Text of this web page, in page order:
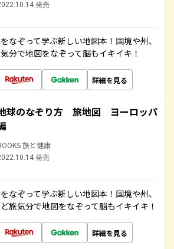
発売
なぞって学ぶ新しい地図本！国境や州、
分で地図をなぞって脳もイキイキ！
詳細を見る
球のなぞり方 旅地図 ヨーロッパ
旅と健康
発売
なぞって学ぶ新しい地図本！国境や州、
旅気分で地図をなぞって脳もイキイキ！
詳細を見る